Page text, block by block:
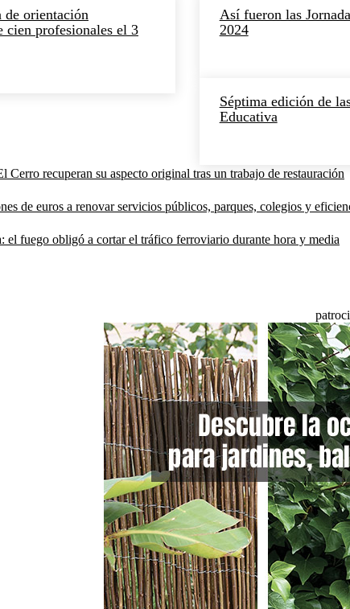
de orientación
cien profesionales el 3
Así fueron las
2024
Séptima edición de
Educativa
Cerro recuperan su aspecto original tras un trabajo de restauración
de euros a renovar servicios públicos, parques, colegios y
el fuego obligó a cortar el tráfico ferroviario durante hora y media